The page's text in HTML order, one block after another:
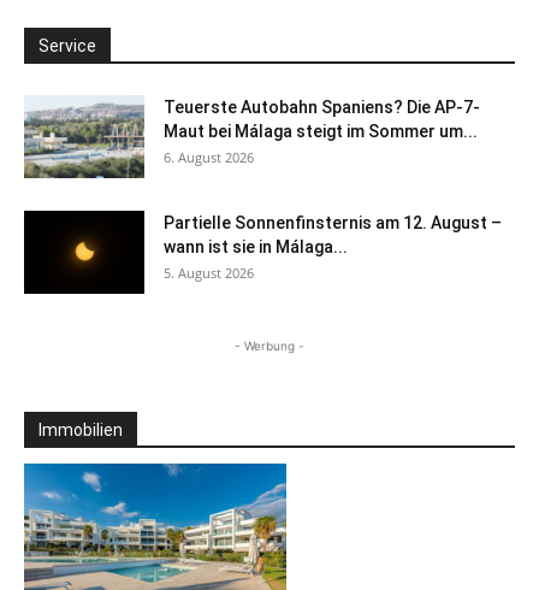
Service
Teuerste Autobahn Spaniens? Die AP-7-
Maut bei Málaga steigt im Sommer um...
6. August 2026
Partielle Sonnenfinsternis am 12. August –
wann ist sie in Málaga...
5. August 2026
- Werbung -
Immobilien